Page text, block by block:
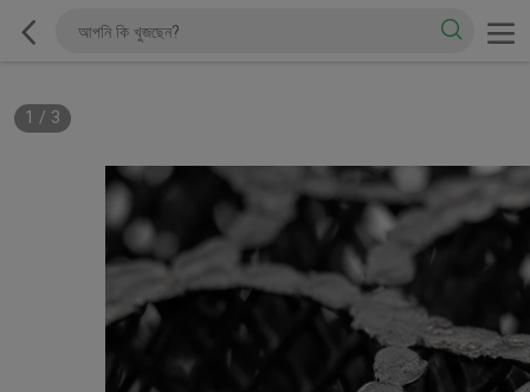
1 / 3